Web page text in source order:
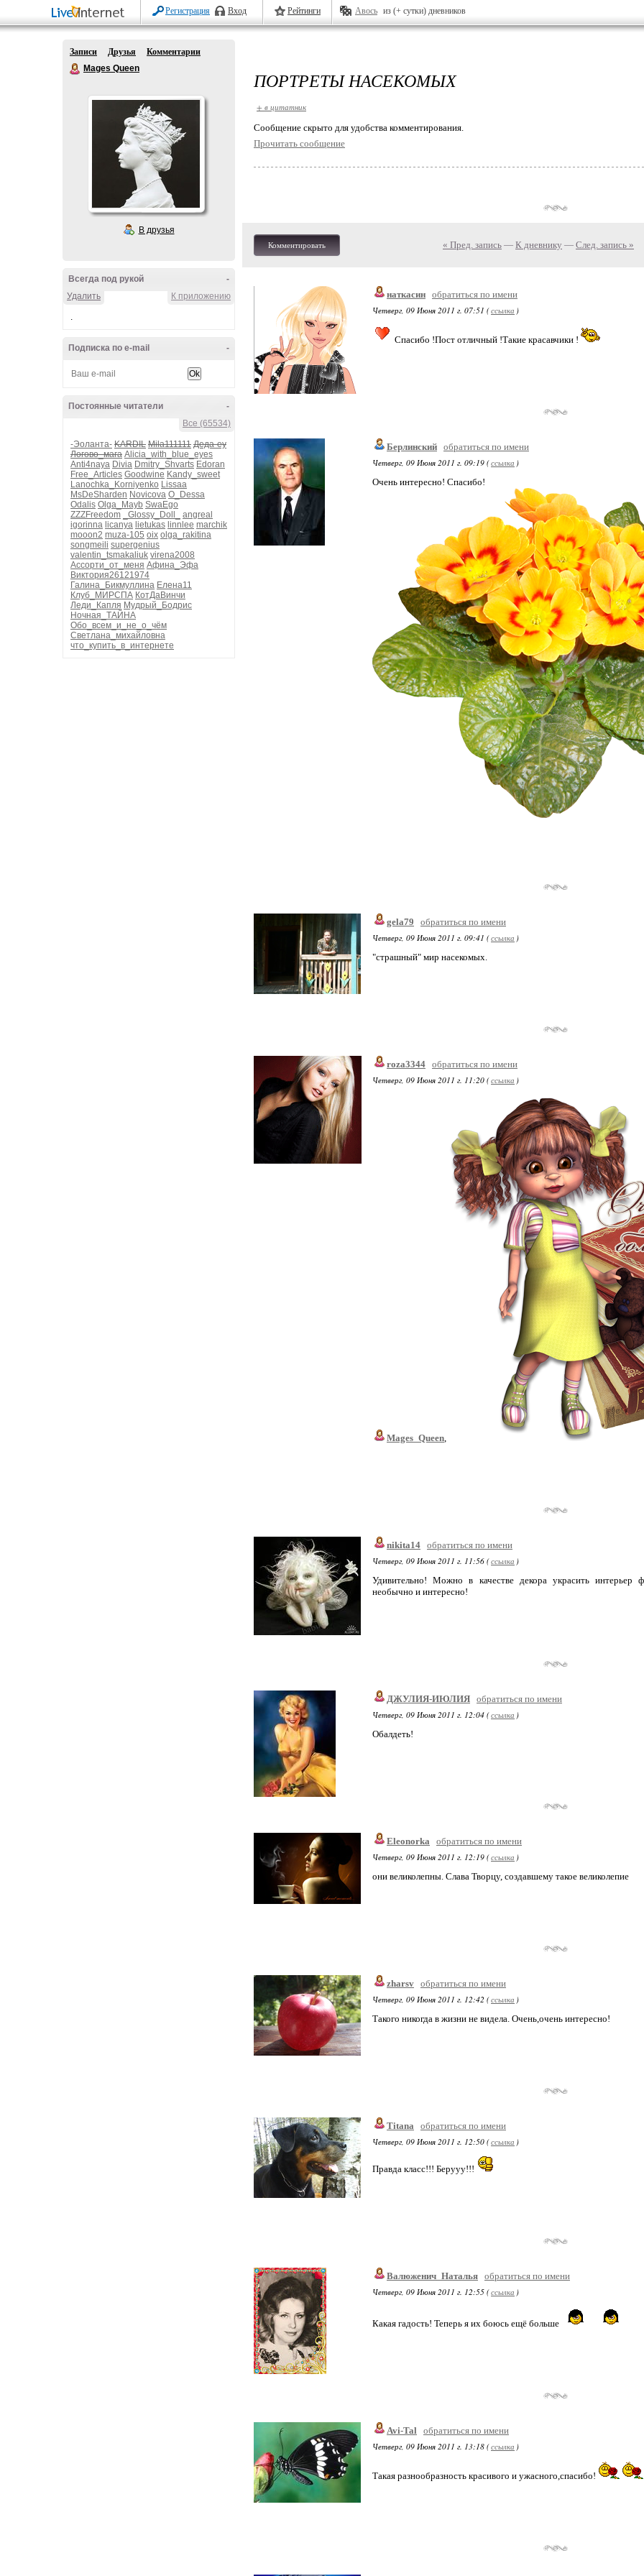
Регистрация Вход Рейтинги Авось из (+ сутки) дневников
Записи Друзья
Комментарии
Mages Queen
В друзья
-
Всегда под рукой
К приложению
Удалить
.
-
Подписка по e-mail
-
Постоянные читатели
Все (65534)
-Эоланта- KARDIL Mila111111 Деда-еу
Логово_мага Alicia_with_blue_eyes
Anti4naya Divia Dmitry_Shvarts Edoran
Free_Articles Goodwine Kandy_sweet
Lanochka_Korniyenko Lissaa
MsDeSharden Novicova O_Dessa
Odalis Olga_Mayb SwaEgo
ZZZFreedom
_Glossy_Doll_
angreal
igorinna licanya lietukas linnlee marchik
mooon2 muza-105 oix olga_rakitina
songmeili supergenius
valentin_tsmakaliuk virena2008
Ассорти_от_меня Афина_Эфа
Виктория26121974
Галина_Бикмуллина Елена11
Клуб_МИРСПА КотДаВинчи
Леди_Капля Мудрый_Бодрис
Ночная_ТАЙНА
Обо_всем_и_не_о_чём
Светлана_михайловна
что_купить_в_интернете
ПОРТРЕТЫ НАСЕКОМЫХ
+ в цитатник
Cообщение скрыто для удобства комментирования.
Прочитать сообщение
Комментировать « Пред. запись — К дневнику — След. запись »
наткасин обратиться по имени
Четверг, 09 Июня 2011 г. 07:51 (ссылка )
Спасибо !Пост отличный !Такие красавчики !
Берлинский обратиться по имени
Четверг, 09 Июня 2011 г. 09:19 (ссылка )
Очень интересно! Спасибо!
gela79
обратиться по имени
Четверг, 09 Июня 2011 г. 09:41 (ссылка )
"страшный" мир насекомых.
roza3344 обратиться по имени
Четверг, 09 Июня 2011 г. 11:20 (ссылка )
Mages_Queen,
nikita14 обратиться по имени
Четверг, 09 Июня 2011 г. 11:56 (ссылка )
Удивительно! Можно в качестве декора украсить интерьер
необычно и интересно!
ДЖУЛИЯ-ИЮЛИЯ обратиться по имени
Четверг, 09 Июня 2011 г. 12:04 (ссылка )
Обалдеть!
Eleonorka
обратиться по имени
Четверг, 09 Июня 2011 г. 12:19 (ссылка )
они великолепны. Слава Творцу, создавшему такое великолепие
zharsv обратиться по имени
Четверг, 09 Июня 2011 г. 12:42 (ссылка )
Такого никогда в жизни не видела. Очень,очень интересно!
Titana
обратиться по имени
Четверг, 09 Июня 2011 г. 12:50 (ссылка )
Правда класс!!! Берууу!!!
Валюженич_Наталья обратиться по имени
Четверг, 09 Июня 2011 г. 12:55 (ссылка )
Какая гадость! Теперь я их боюсь ещё больше
Avi-Tal обратиться по имени
Четверг, 09 Июня 2011 г. 13:18 (ссылка )
Такая разнообразность красивого и ужасного,спасибо!